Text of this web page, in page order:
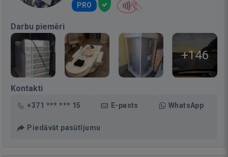
PRO
Darbu piemēri
+146
Kontakti
+371 *** *** 15 E-pasts WhatsApp
Piedāvāt pasūtījumu